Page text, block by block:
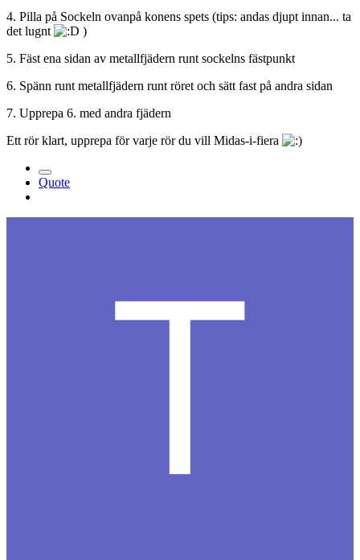
4. Pilla på Sockeln ovanpå konens spets (tips: andas djupt innan... ta
det lugnt
)
5. Fäst ena sidan av metallfjädern runt sockelns fästpunkt
6. Spänn runt metallfjädern runt röret och sätt fast på andra sidan
7. Upprepa 6. med andra fjädern
Ett rör klart, upprepa för varje rör du vill Midas-i-fiera
Quote